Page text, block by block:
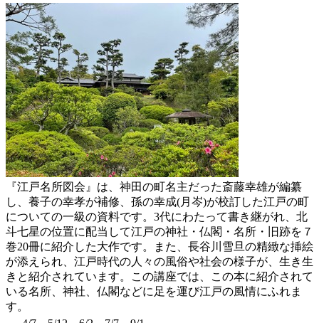
『江戸名所図会』は、神田の町名主だった斎藤幸雄が編纂
し、養子の幸孝が補修、孫の幸成(月岑)が校訂した江戸の町
についての一級の資料です。3代にわたって書き継がれ、北
斗七星の位置に配当して江戸の神社・仏閣・名所・旧跡を７
巻20冊に紹介した大作です。また、長谷川雪旦の精緻な挿絵
が添えられ、江戸時代の人々の風俗や社会の様子が、生き生
きと紹介されています。この講座では、この本に紹介されて
いる名所、神社、仏閣などに足を運び江戸の風情にふれま
す。